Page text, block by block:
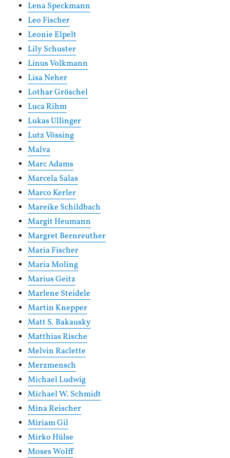
Lena Speckmann
Leo Fischer
Leonie Elpelt
Lily Schuster
Linus Volkmann
Lisa Neher
Lothar Gröschel
Luca Rihm
Lukas Ullinger
Lutz Vössing
Malva
Marc Adams
Marcela Salas
Marco Kerler
Mareike Schildbach
Margit Heumann
Margret Bernreuther
Maria Fischer
Maria Moling
Marius Geitz
Marlene Steidele
Martin Knepper
Matt S. Bakausky
Matthias Rische
Melvin Raclette
Merzmensch
Michael Ludwig
Michael W. Schmidt
Mina Reischer
Miriam Gil
Mirko Hülse
Moses Wolff